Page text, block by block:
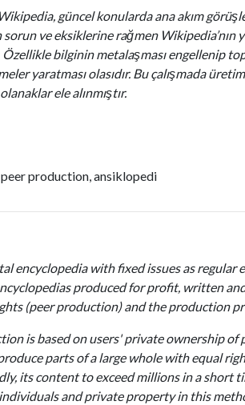
güncel konularda ana akım
ve eksiklerine rağmen
bilginin metalaşması engellenip
yaratması olasıdır. Bu çalışmada
ele alınmıştır.
production, ansiklopedi
encyclopedia with fixed issues as
produced for profit, written
(peer production) and the production
is based on users' private ownership of
parts of a large whole with equal
its content to exceed millions in a short
and private property in this